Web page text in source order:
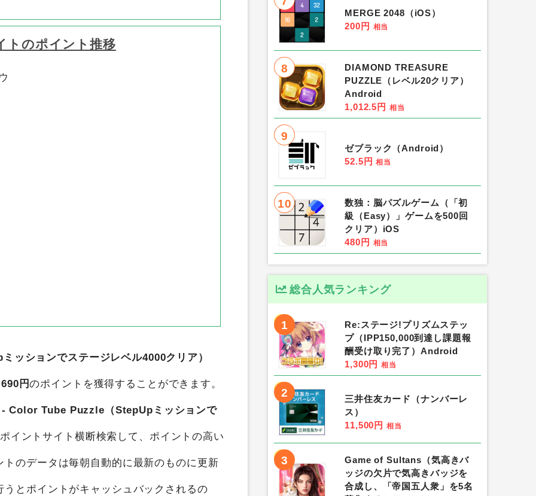
トのポイント推移
ションでステージレベル4000クリア）
円のポイントを獲得することができます。
Color Tube Puzzle（StepUpミッションで
イントサイト横断検索して、ポイントの高い
のデータは毎朝自動的に最新のものに更新
とポイントがキャッシュバックされるの
MERGE 2048（iOS）
200円 相当
8
DIAMOND TREASURE
PUZZLE（レベル20クリア）
Android
1,012.5円 相当
9
ゼブラック（Android）
52.5円 相当
10
数独：脳パズルゲーム（「初
級（Easy）」ゲームを500回
クリア）iOS
480円 相当
総合人気ランキング
1
Re:ステージ!プリズムステッ
プ（IPP150,000到達し課題報
酬受け取り完了）Android
1,300円 相当
2
三井住友カード（ナンバーレ
ス）
11,500円 相当
3
Game of Sultans（気高きバ
ッジの欠片で気高きバッジを
合成し、「帝国五人衆」を5名